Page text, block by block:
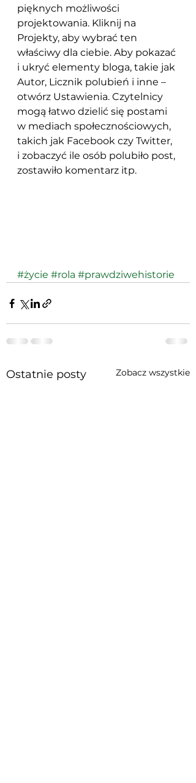
pięknych możliwości
projektowania. Kliknij na
Projekty, aby wybrać ten
właściwy dla ciebie. Aby pokazać
i ukryć elementy bloga, takie jak
Autor, Licznik polubień i inne –
otwórz Ustawienia. Czytelnicy
mogą łatwo dzielić się postami
w mediach społecznościowych,
takich jak Facebook czy Twitter,
i zobaczyć ile osób polubiło post,
zostawiło komentarz itp.
#życie #rola #prawdziwehistorie
Ostatnie posty Zobacz wszystkie